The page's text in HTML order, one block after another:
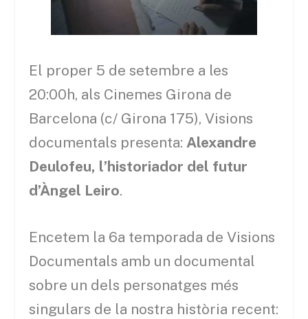
El proper 5 de setembre a les
20:00h, als Cinemes Girona de
Barcelona (c/ Girona 175), Visions
documentals presenta: Alexandre
Deulofeu, l’historiador del futur
d’Àngel Leiro.
Encetem la 6a temporada de Visions
Documentals amb un documental
sobre un dels personatges més
singulars de la nostra història recent: